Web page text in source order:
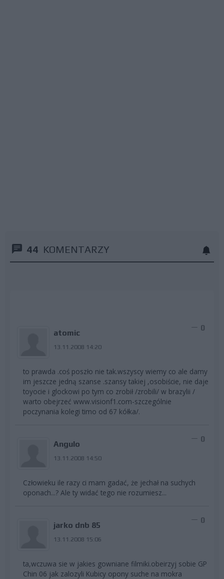
44 KOMENTARZY
atomic
13.11.2008 14:20
0
to prawda .coś poszło nie tak.wszyscy wiemy co ale damy
im jeszcze jedną szanse .szansy takiej ,osobiście, nie daje
toyocie i glockowi po tym co zrobił /zrobili/ w brazylii /
warto obejrzeć www.visionf1.com-szczególnie
poczynania kolegi timo od 67 kółka/.
Angulo
13.11.2008 14:50
0
Człowieku ile razy ci mam gadać, że jechał na suchych
oponach...? Ale ty widać tego nie rozumiesz...
jarko dnb 85
13.11.2008 15:06
0
ta,wczuwa sie w jakies gowniane filmiki.obeirzyj sobie GP
Chin 06 jak zalozyli Kubicy opony suche na mokra